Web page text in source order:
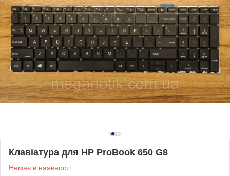
Клавіатура для HP ProBook 650 G8
Немає в наявності